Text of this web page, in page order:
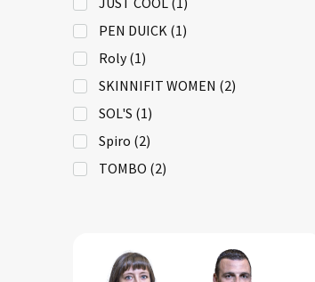
PEN DUICK (1)
Roly (1)
SKINNIFIT WOMEN (2)
SOL'S (1)
Spiro (2)
TOMBO (2)